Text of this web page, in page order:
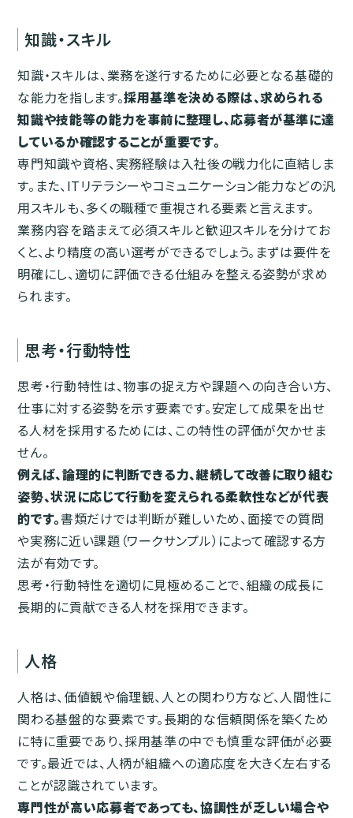
知識・スキル
知識・スキルは、業務を遂行するために必要となる基礎的
な能力を指します。採用基準を決める際は、求められる
知識や技能等の能力を事前に整理し、応募者が基準に達
しているか確認することが重要です。
専門知識や資格、実務経験は入社後の戦力化に直結しま
す。また、ITリテラシーやコミュニケーション能力などの汎
用スキルも、多くの職種で重視される要素と言えます。
業務内容を踏まえて必須スキルと歓迎スキルを分けてお
くと、より精度の高い選考ができるでしょう。まずは要件を
明確にし、適切に評価できる仕組みを整える姿勢が求め
られます。
思考・行動特性
思考・行動特性は、物事の捉え方や課題への向き合い方、
仕事に対する姿勢を示す要素です。安定して成果を出せ
る人材を採用するためには、この特性の評価が欠かせま
せん。
例えば、論理的に判断できる力、継続して改善に取り組む
姿勢、状況に応じて行動を変えられる柔軟性などが代表
的です。書類だけでは判断が難しいため、面接での質問
や実務に近い課題（ワークサンプル）によって確認する方
法が有効です。
思考・行動特性を適切に見極めることで、組織の成長に
長期的に貢献できる人材を採用できます。
人格
人格は、価値観や倫理観、人との関わり方など、人間性に
関わる基盤的な要素です。長期的な信頼関係を築くため
に特に重要であり、採用基準の中でも慎重な評価が必要
です。最近では、人柄が組織への適応度を大きく左右する
ことが認識されています。
専門性が高い応募者であっても、協調性が乏しい場合や